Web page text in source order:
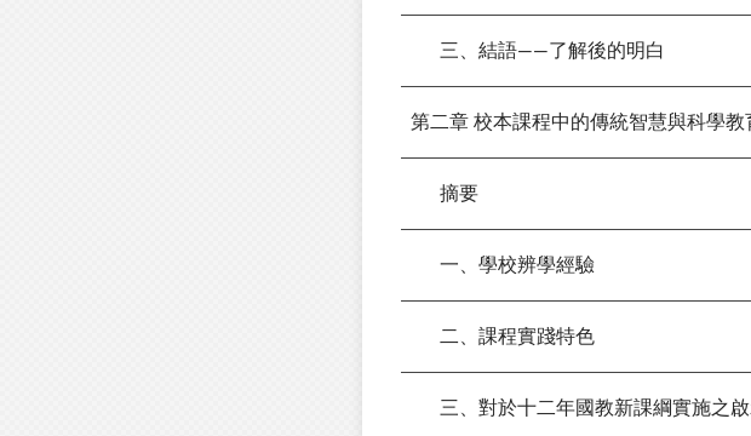
三、結語——了解後的明白
第二章 校本課程中的傳統智慧與科學
摘要
一、學校辨學經驗
二、課程實踐特色
三、對於十二年國教新課綱實施之啟